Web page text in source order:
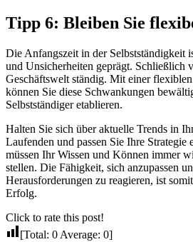
Tipp 6: Bleiben Sie
Die Anfangszeit in der Selbstständigkeit
und Unsicherheiten geprägt. Schließlich
Geschäftswelt ständig. Mit einer
können Sie diese Schwankungen
Selbstständiger etablieren.
Halten Sie sich über aktuelle Trends in
Laufenden und passen Sie Ihre Strategie
müssen Ihr Wissen und Können immer
stellen. Die Fähigkeit, sich anzupassen
Herausforderungen zu reagieren, ist
Erfolg.
Click to rate this post!
[Total: 0 Average: 0]